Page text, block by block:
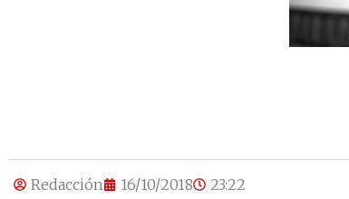
Redacción 16/10/2018 23:22